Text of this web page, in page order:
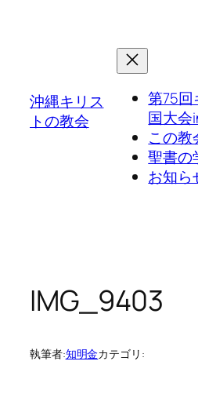
沖縄キリス
トの教会
第75
国大会
この教
聖書の
お知ら
IMG_9403
執筆者:知明金カテゴリ: